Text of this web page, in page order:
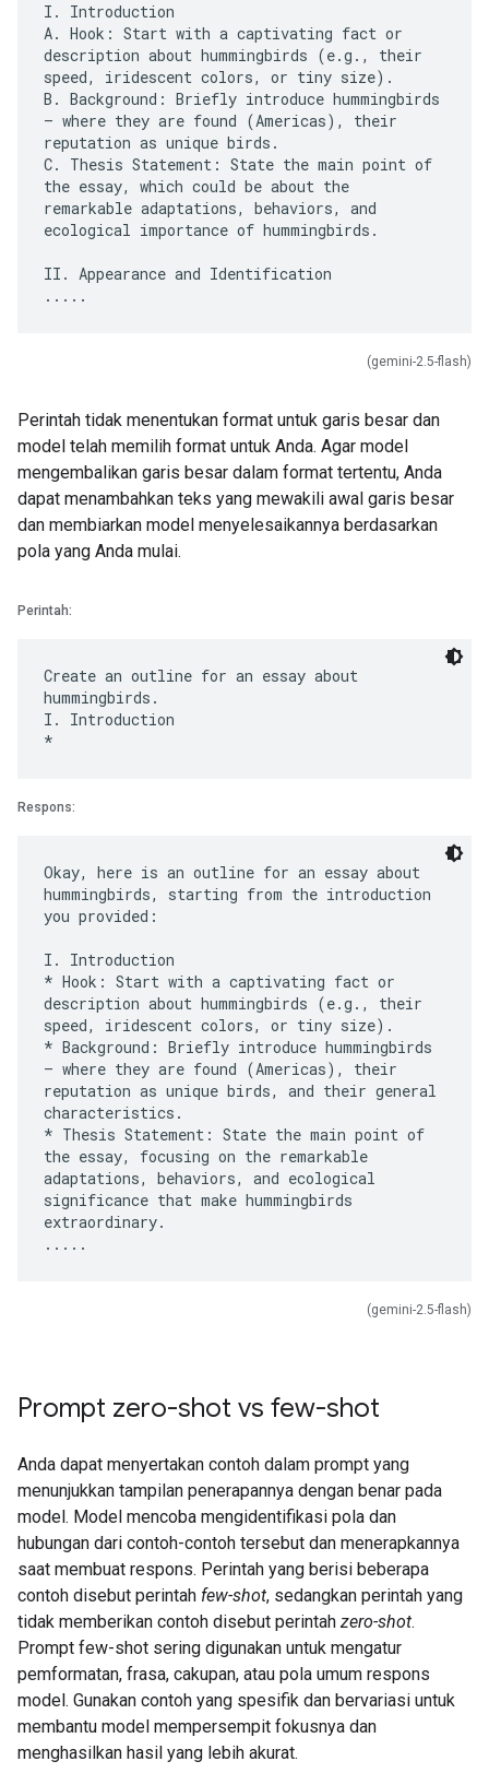
I. Introduction
A. Hook: Start with a captivating fact or
description about hummingbirds (e.g., their
speed, iridescent colors, or tiny size).
B. Background: Briefly introduce hummingbirds
– where they are found (Americas), their
reputation as unique birds.
C. Thesis Statement: State the main point of
the essay, which could be about the
remarkable adaptations, behaviors, and
ecological importance of hummingbirds.
II. Appearance and Identification
(gemini-2.5-flash)
Perintah tidak menentukan format untuk garis besar dan
model telah memilih format untuk Anda. Agar model
mengembalikan garis besar dalam format tertentu, Anda
dapat menambahkan teks yang mewakili awal garis besar
dan membiarkan model menyelesaikannya berdasarkan
pola yang Anda mulai.
Perintah:
Create an outline for an essay about
hummingbirds.
I. Introduction
Respons:
Okay, here is an outline for an essay about
hummingbirds, starting from the introduction
you provided:
I. Introduction
* Hook: Start with a captivating fact or
description about hummingbirds (e.g., their
speed, iridescent colors, or tiny size).
* Background: Briefly introduce hummingbirds
– where they are found (Americas), their
reputation as unique birds, and their general
characteristics.
* Thesis Statement: State the main point of
the essay, focusing on the remarkable
adaptations, behaviors, and ecological
significance that make hummingbirds
extraordinary.
(gemini-2.5-flash)
Prompt zero-shot vs few-shot
Anda dapat menyertakan contoh dalam prompt yang
menunjukkan tampilan penerapannya dengan benar pada
model. Model mencoba mengidentifikasi pola dan
hubungan dari contoh-contoh tersebut dan menerapkannya
saat membuat respons. Perintah yang berisi beberapa
contoh disebut perintah few-shot, sedangkan perintah yang
tidak memberikan contoh disebut perintah zero-shot.
Prompt few-shot sering digunakan untuk mengatur
pemformatan, frasa, cakupan, atau pola umum respons
model. Gunakan contoh yang spesifik dan bervariasi untuk
membantu model mempersempit fokusnya dan
menghasilkan hasil yang lebih akurat.